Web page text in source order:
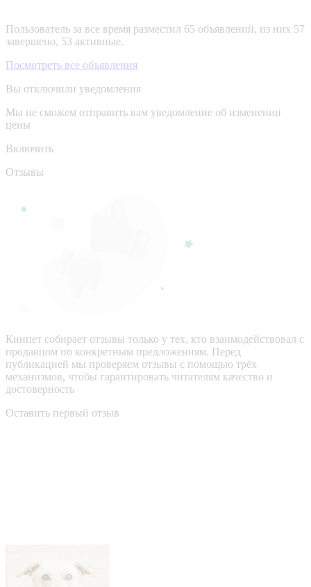
Пользователь за все время разместил 65 объявлений, из них 57
завершено, 53 активные.
Посмотреть все объявления
Вы отключили уведомления
Мы не сможем отправить вам уведомление об изменении
цены
Включить
Отзывы
Кинпет собирает отзывы только у тех, кто взаимодействовал с
продавцом по конкретным предложениям. Перед
публикацией мы проверяем отзывы с помощью трёх
механизмов, чтобы гарантировать читателям качество и
достоверность
Оставить первый отзыв